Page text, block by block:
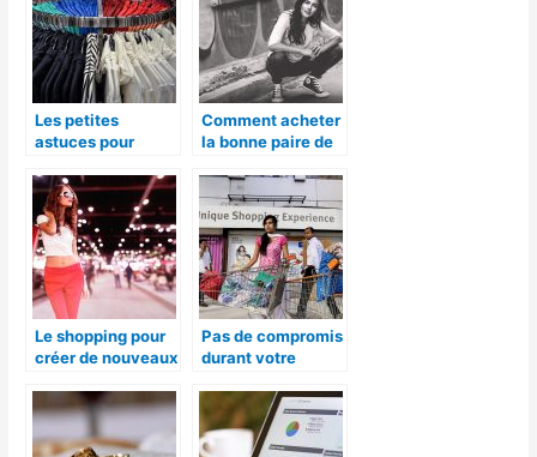
Les petites
astuces pour
qui vous aideront
Comment acheter
la bonne paire de
Le shopping pour
créer de nouveaux
pas?!
Pas de compromis
durant votre
limitera